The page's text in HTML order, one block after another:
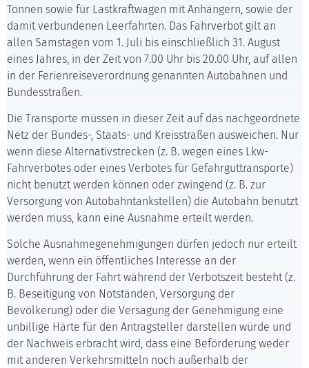
Tonnen sowie für Lastkraftwagen mit Anhängern, sowie der
damit verbundenen Leerfahrten. Das Fahrverbot gilt an
allen Samstagen vom 1. Juli bis einschließlich 31. August
eines Jahres, in der Zeit von 7.00 Uhr bis 20.00 Uhr, auf allen
in der Ferienreiseverordnung genannten Autobahnen und
Bundesstraßen.
Die Transporte müssen in dieser Zeit auf das nachgeordnete
Netz der Bundes-, Staats- und Kreisstraßen ausweichen. Nur
wenn diese Alternativstrecken (z. B. wegen eines Lkw-
Fahrverbotes oder eines Verbotes für Gefahrguttransporte)
nicht benutzt werden können oder zwingend (z. B. zur
Versorgung von Autobahntankstellen) die Autobahn benutzt
werden muss, kann eine Ausnahme erteilt werden.
Solche Ausnahmegenehmigungen dürfen jedoch nur erteilt
werden, wenn ein öffentliches Interesse an der
Durchführung der Fahrt während der Verbotszeit besteht (z.
B. Beseitigung von Notständen, Versorgung der
Bevölkerung) oder die Versagung der Genehmigung eine
unbillige Härte für den Antragsteller darstellen würde und
der Nachweis erbracht wird, dass eine Beförderung weder
mit anderen Verkehrsmitteln noch außerhalb der